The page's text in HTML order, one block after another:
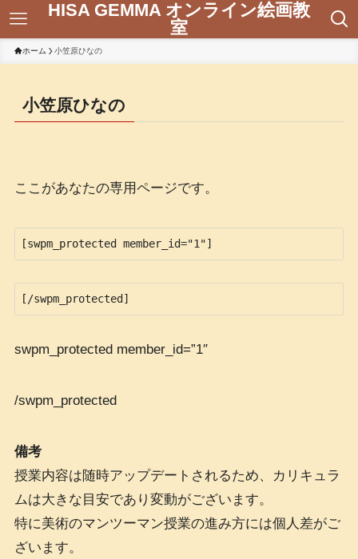
HISA GEMMA オンライン絵画教
室
ホーム 小笠原ひなの
小笠原ひなの
ここがあなたの専用ページです。
[swpm_protected member_id="1"]
[/swpm_protected]
swpm_protected member_id=”1″
/swpm_protected
備考
授業内容は随時アップデートされるため、カリキュラ
ムは大きな目安であり変動がございます。
特に美術のマンツーマン授業の進み方には個人差がご
ざいます。